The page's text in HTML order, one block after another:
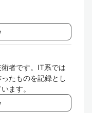
者です。IT系では
たものを記録とし
ます。